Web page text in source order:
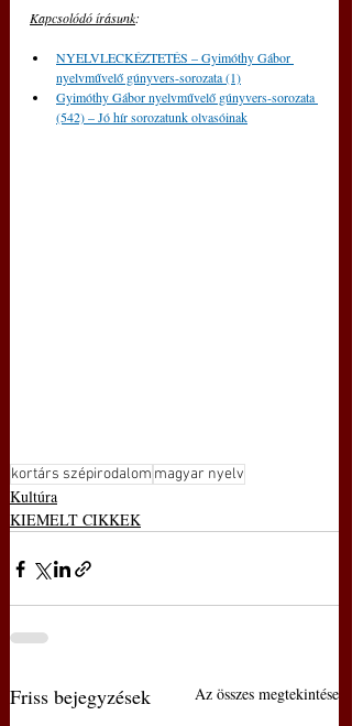
Kapcsolódó írásunk:
NYELVLECKÉZTETÉS – Gyimóthy Gábor
nyelvművelő gúnyvers-sorozata (1)
Gyimóthy Gábor nyelvművelő gúnyvers-sorozata
(542) – Jó hír sorozatunk olvasóinak
kortárs szépirodalom magyar nyelv
Kultúra
KIEMELT CIKKEK
Friss bejegyzések Az összes megtekintése